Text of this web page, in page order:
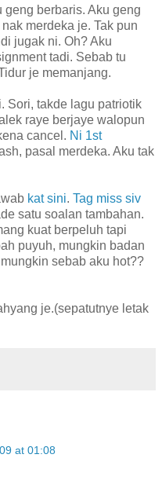
berbaris. Aku geng
nak merdeka je. Tak pun
jugak ni. Oh? Aku
tadi. Sebab tu
je memanjang.
Sori, takde lagu patriotik
raye berjaye walopun
cancel. Ni 1st
pasal merdeka. Aku tak
kat sini. Tag miss siv
satu soalan tambahan.
kuat berpeluh tapi
puyuh, mungkin badan
sebab aku hot??
je.(sepatutnye letak
at 01:08